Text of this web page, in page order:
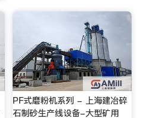
PF式磨粉机系列 - 上海建冶碎
石制砂生产线设备-大型矿用